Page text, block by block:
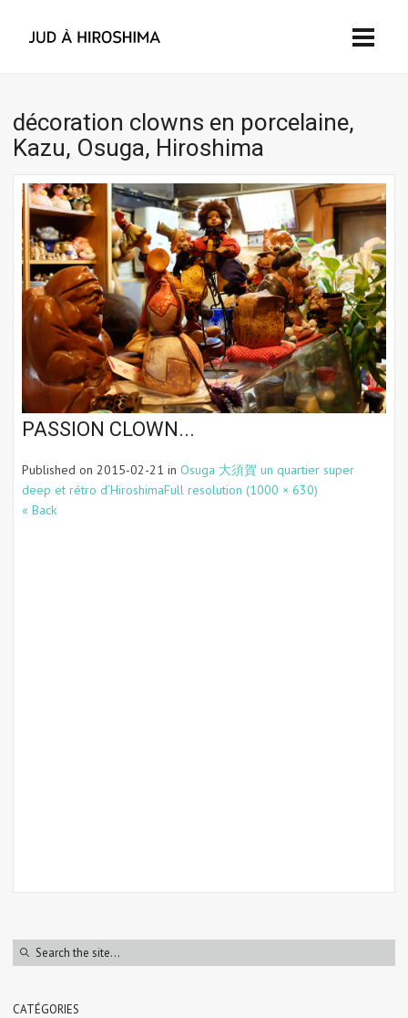
décoration clowns en porcelaine,
Kazu, Osuga, Hiroshima
PASSION CLOWN...
Published on 2015-02-21 in Osuga 大須賀 un quartier super
deep et rétro d’HiroshimaFull resolution (1000 × 630)
« Back
CATÉGORIES